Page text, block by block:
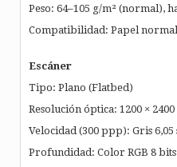
Peso: 64–105 g/m² (normal),
Compatibilidad: Papel
Escáner
Tipo: Plano (Flatbed)
Resolución óptica: 1200 ×
Velocidad (300 ppp): Gris 6,05
Profundidad: Color RGB 8